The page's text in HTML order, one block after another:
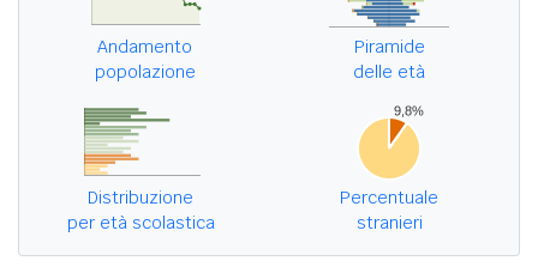
Andamento
popolazione
Piramide
delle età
Distribuzione
per età scolastica
Percentuale
stranieri